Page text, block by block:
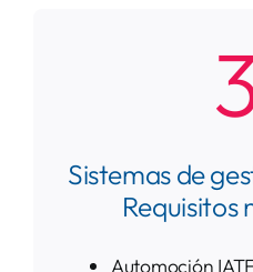
Sistemas de
Requisitos
Automoción